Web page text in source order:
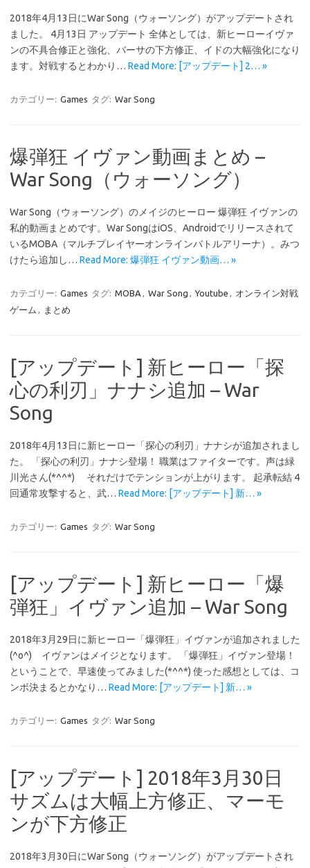
2018年4月13日にWar Song（ウォーソング）がアップデートされ
ました。 4月13日 アップデート 全体としては、新ヒーローイヴァ
ンの不具合修正と強化、バーサの下方修正、イドの大幅強化になり
ます。対戦するとわかり… Read More: [アップデート] 2… »
カテゴリー: Games タグ: War Song
爆弾狂 イヴァン動画まとめ –
War Song（ウォーソング）
War Song（ウォーソング）のメイジのヒーロー 爆弾狂 イヴァンの
私的動画まとめです。War SongはiOS、Androidでリリースされて
いるMOBA（マルチプレイヤーオンラインバトルアリーナ）。みつ
けたら追加し… Read More: 爆弾狂 イヴァン動画… »
カテゴリー: Games タグ: MOBA , War Song , Youtube , オンライン対戦
ゲーム , まとめ
[アップデート] 新ヒーロー「探
心の利刃」ナナシ追加 – War
Song
2018年4月13日に新ヒーロー「探心の利刃」ナナシが追加されまし
た。 「探心の利刃」ナナシ登場！ 職業はファイターです。声は緑
川光さん(*^^*) それだけでテンションが上がります。 起承転結 4
回通常攻撃すると、武… Read More: [アップデート] 新… »
カテゴリー: Games タグ: War Song
[アップデート] 新ヒーロー「爆
弾狂」イヴァン追加 – War Song
2018年3月29日に新ヒーロー「爆弾狂」イヴァンが追加されました
(^o^) イヴァンはメイジとなります。 「爆弾狂」イヴァン登場！
ということで、早速使ってみました(*^^*) 使った感想としては、コ
ンボ決まるとかなり… Read More: [アップデート] 新… »
カテゴリー: Games タグ: War Song
[アップデート] 2018年3月30日
サズムは大幅上方修正、マーモ
ンが下方修正
2018年3月30日にWar Song（ウォーソング）がアップデートされ